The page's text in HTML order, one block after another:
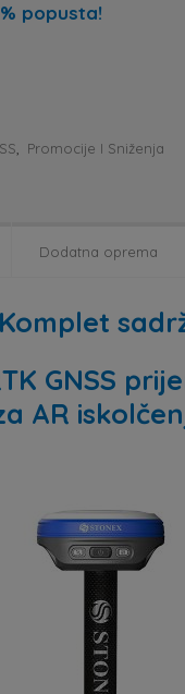
popusta!
Promocije I Sniženja
Dodatna oprema
Komplet
GNSS
AR